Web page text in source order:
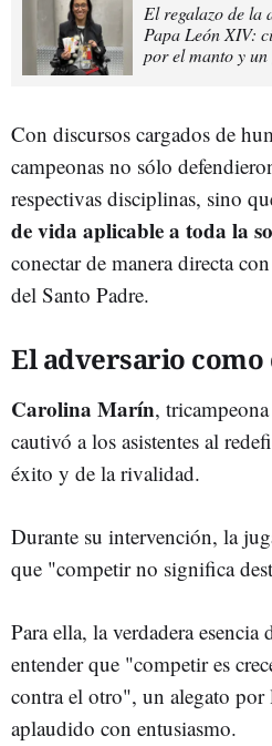
El regalazo de la
Papa León XIV:
por el manto y
Con discursos cargados de
campeonas no sólo
respectivas disciplinas, sino
de vida aplicable a toda la
conectar de manera directa
del Santo Padre.
El adversario
Carolina Marín,
cautivó a los asistentes al
éxito y de la rivalidad.
Durante su intervención, la
que "competir no significa
Para ella, la verdadera esencia
entender que "competir es
contra el otro", un alegato por
aplaudido con entusiasmo.